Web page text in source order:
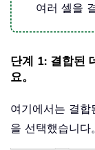
여러 셀을
단계 1: 결합된
요。
여기에서는 결
을 선택했습니다。